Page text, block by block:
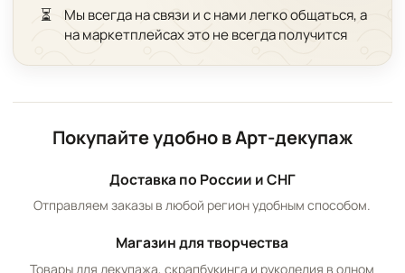
⏳
Мы всегда на связи и с нами легко общаться, а
на маркетплейсах это не всегда получится
Покупайте удобно в Арт-декупаж
Доставка по России и СНГ
Отправляем заказы в любой регион удобным способом.
Магазин для творчества
Товары для декупажа, скрапбукинга и рукоделия в одном